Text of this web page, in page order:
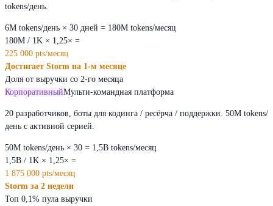
tokens/день.
6M tokens/день × 30 дней = 180M tokens/месяц
180M / 1K × 1,25× =
225 000 pts/месяц
Достигает Storm на 1-м месяце
Доля от выручки со 2-го месяца
КорпоративныйМульти-командная платформа
20 разработчиков, боты для кодинга / ресёрча / поддержки. 50M tokens/
день с активной серией.
50M tokens/день × 30 = 1,5B tokens/месяц
1,5B / 1K × 1,25× =
1 875 000 pts/месяц
Storm за 2 недели
Топ 0,1% пула выручки